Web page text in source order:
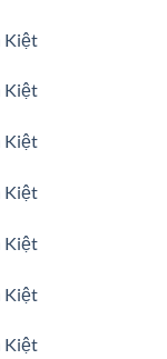
Kiệt
Kiệt
Kiệt
Kiệt
Kiệt
Kiệt
Kiệt